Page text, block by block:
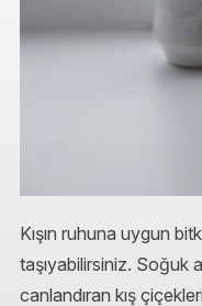
Kışın ruhuna uygun
taşıyabilirsiniz. Soğuk
canlandıran kış